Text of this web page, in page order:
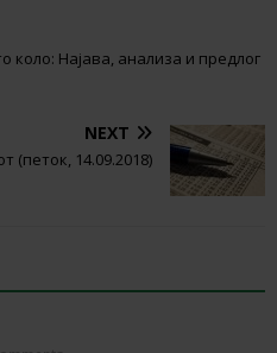
коло: Најава, анализа и предлог
NEXT
(петок, 14.09.2018)